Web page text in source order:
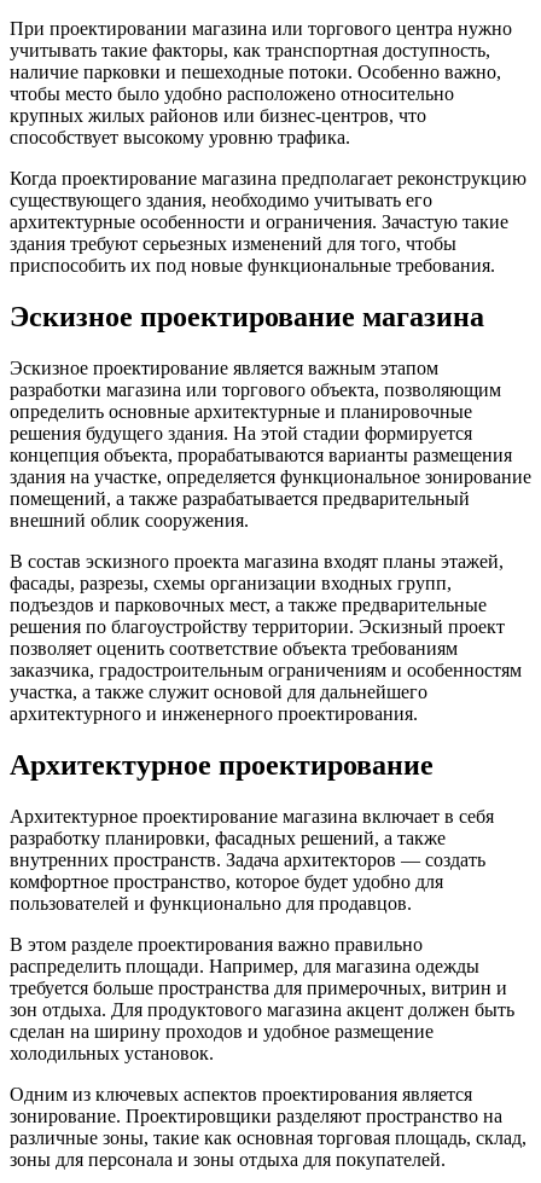
При проектировании магазина или торгового центра нужно
учитывать такие факторы, как транспортная доступность,
наличие парковки и пешеходные потоки. Особенно важно,
чтобы место было удобно расположено относительно
крупных жилых районов или бизнес-центров, что
способствует высокому уровню трафика.
Когда проектирование магазина предполагает реконструкцию
существующего здания, необходимо учитывать его
архитектурные особенности и ограничения. Зачастую такие
здания требуют серьезных изменений для того, чтобы
приспособить их под новые функциональные требования.
Эскизное проектирование магазина
Эскизное проектирование является важным этапом
разработки магазина или торгового объекта, позволяющим
определить основные архитектурные и планировочные
решения будущего здания. На этой стадии формируется
концепция объекта, прорабатываются варианты размещения
здания на участке, определяется функциональное зонирование
помещений, а также разрабатывается предварительный
внешний облик сооружения.
В состав эскизного проекта магазина входят планы этажей,
фасады, разрезы, схемы организации входных групп,
подъездов и парковочных мест, а также предварительные
решения по благоустройству территории. Эскизный проект
позволяет оценить соответствие объекта требованиям
заказчика, градостроительным ограничениям и особенностям
участка, а также служит основой для дальнейшего
архитектурного и инженерного проектирования.
Архитектурное проектирование
Архитектурное проектирование магазина включает в себя
разработку планировки, фасадных решений, а также
внутренних пространств. Задача архитекторов — создать
комфортное пространство, которое будет удобно для
пользователей и функционально для продавцов.
В этом разделе проектирования важно правильно
распределить площади. Например, для магазина одежды
требуется больше пространства для примерочных, витрин и
зон отдыха. Для продуктового магазина акцент должен быть
сделан на ширину проходов и удобное размещение
холодильных установок.
Одним из ключевых аспектов проектирования является
зонирование. Проектировщики разделяют пространство на
различные зоны, такие как основная торговая площадь, склад,
зоны для персонала и зоны отдыха для покупателей.